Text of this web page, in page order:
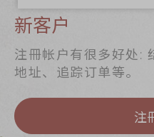
关于奇华
奇华传奇
最新推广
商务销售
奇华饼食
贺年
手信
新客户
注冊帐户有很多好处:
地址、追踪订单等。
注